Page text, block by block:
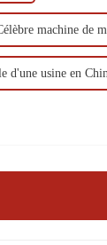
machine de
d'une usine en